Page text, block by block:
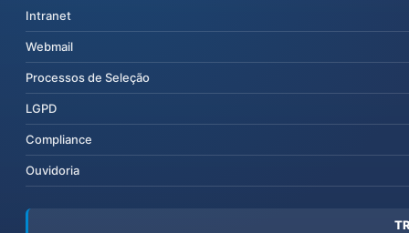
Intranet
Webmail
Processos de Seleção
LGPD
Compliance
Ouvidoria